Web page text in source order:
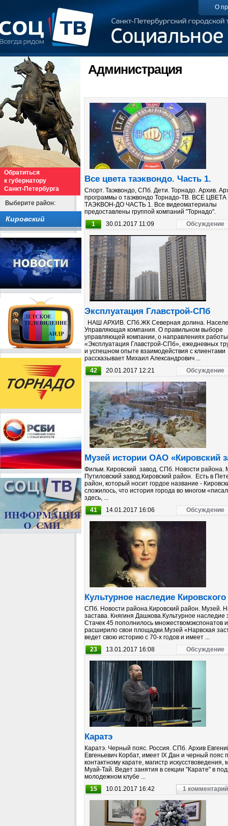
О
Обратиться
к губернатору
Санкт-Петербурга
Выберите район:
Кировский
Администрация
Все цвета таэквондо. Часть 1.
Спорт. Таэквондо, СПб. Дети. Торнадо. Архив.
программы о таэквондо Торнадо-ТВ. ВСЕ ЦВЕТА
ТАЭКВОН-ДО ЧАСТЬ 1. Все видеоматериалы
предоставлены группой компаний "Торнадо".
1
30.01.2017 11:09 Обсуждение
Эксплуатация Главстрой-СПб
НАШ АРХИВ. СПб.ЖК Северная долина.
Управляющая компания. О правильном выборе
управляющей компании, о направлениях работы
«Эксплуатация Главстрой-СПб», ежедневных
и успешном опыте взаимодействия с клиентами
рассказывает Михаил Александрович ...
42
20.01.2017 12:21 Обсуждение
Музей истории ОАО «Кировский
Фильм. Кировский завод. СПб. Новости района.
Путиловский завод.Кировский район. Есть в
район, который носит гордое название -
сложилось, что история города во многом
здесь, ...
41
14.01.2017 16:06 Обсуждение
Культурное наследие
СПб. Новости района.Кировский район. Музей.
застава. Княгиня Дашкова.Культурное наследие
Стачек 45 пополнилось множествомэкспонатов и
расширило свои площадки.Музей «Нарвская
ведет свою историю с 70-х годов и имеет ...
23
13.01.2017 16:08 Обсуждение
Каратэ
Каратэ. Черный пояс. Россия. СПб. Архив
Евгеньевич Корбат, имеет IX Дан и черный пояс
контактному карате, магистр искусствоведения,
Муай-Тай. Ведет занятия в секции "Карате" в
молодежном клубе ...
15
10.01.2017 16:42 1 комментарий